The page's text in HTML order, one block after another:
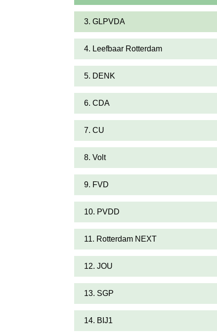
3. GLPVDA
4. Leefbaar Rotterdam
5. DENK
6. CDA
7. CU
8. Volt
9. FVD
10. PVDD
11. Rotterdam NEXT
12. JOU
13. SGP
14. BIJ1